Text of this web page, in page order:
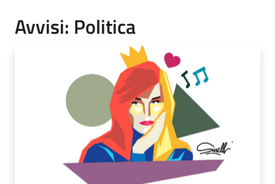
Avvisi: Politica